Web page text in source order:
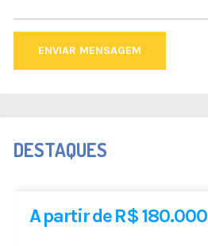
ENVIAR MENSAGEM
DESTAQUES
A partir de R$ 180.000